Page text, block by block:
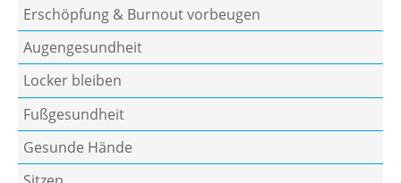
Erschöpfung & Burnout vorbeugen
Augengesundheit
Locker bleiben
Fußgesundheit
Gesunde Hände